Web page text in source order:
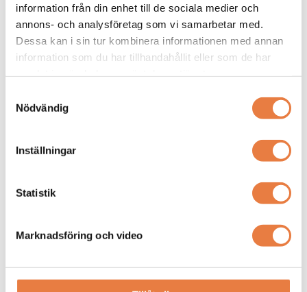
information från din enhet till de sociala medier och
annons- och analysföretag som vi samarbetar med.
Dessa kan i sin tur kombinera informationen med annan
information som du har tillhandahållit eller som de har
Nödvändig
Inställningar
Statistik
Marknadsföring och video
Wöhner
Cylindersäkring
31239 Cylindersäkring, snabb,
10A / 600VAC, Class CC
31239 Cylindersäkring snabb
för grenledningsskydd, hög
Prisförfrågan
Wöhner
Cylindersäkring
31213 Cylindersäkring 25A /
690VAC, gR, 10x38
31213 Cylindersäkring 25A /
690VAC, gR, 10×38 – robust
högprestandasäkring i porslin
med 200 kA brytförmåga för
krävande skyddsapplikationer i